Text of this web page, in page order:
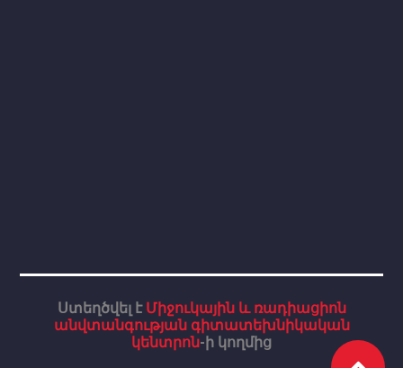
Ստեղծվել է Միջուկային և ռադիացիոն
անվտանգության գիտատեխնիկական
կենտրոն-ի կողմից